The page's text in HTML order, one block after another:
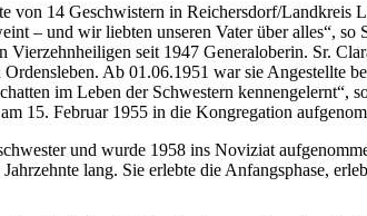
von 14 Geschwistern in Reichersdorf/
– und wir liebten unseren Vater über alles“,
seit 1947 Generaloberin. Sr.
Ab 01.06.1951 war sie Angestellte
im Leben der Schwestern kennengelernt“,
15. Februar 1955 in die Kongregation
und wurde 1958 ins Noviziat
lang. Sie erlebte die Anfangsphase,